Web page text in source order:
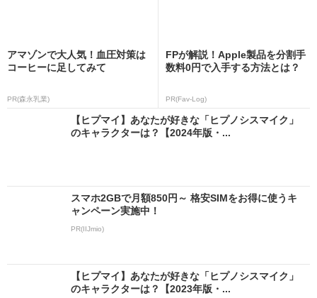
アマゾンで大人気！血圧対策は
コーヒーに足してみて
PR(森永乳業)
FPが解説！Apple製品を分割手
数料0円で入手する方法とは？
PR(Fav-Log)
【ヒプマイ】あなたが好きな「ヒプノシスマイク」
のキャラクターは？【2024年版・...
スマホ2GBで月額850円～ 格安SIMをお得に使うキ
ャンペーン実施中！
PR(IIJmio)
【ヒプマイ】あなたが好きな「ヒプノシスマイク」
のキャラクターは？【2023年版・...